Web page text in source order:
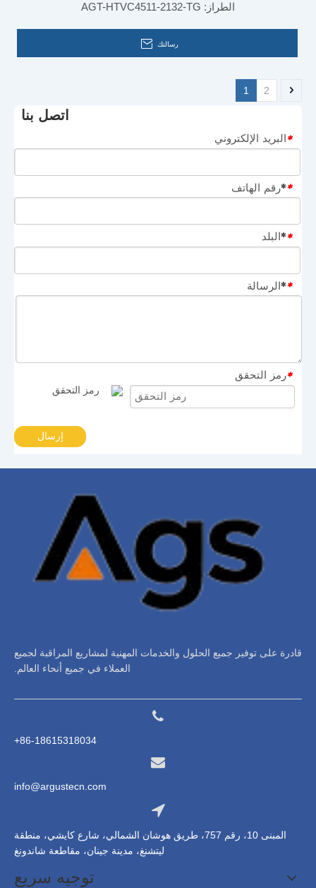
كشف الحركة
الطراز: AGT-HTVC4511-2132-TG
رسالتك
1 2
اتصل بنا
*البريد الإلكتروني
**رقم الهاتف
**البلد
**الرسالة
*رمز التحقق
إرسال
قادرة على توفير جميع الحلول والخدمات المهنية لمشاريع المراقبة لجميع
العملاء في جميع أنحاء العالم.
info@argustecn.com
المبنى 10، رقم 757، طريق هوشان الشمالي، شارع كايشي، منطقة
ليتشنغ، مدينة جينان، مقاطعة شاندونغ
توجيه سريع